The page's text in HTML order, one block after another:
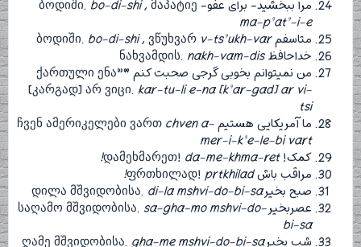
مرا ببخشید- برای عفو- ბოდიში.
bo-di-shi, მაპატიე
ma-p’at’-i-e
متاسفم ბოდიში.
bo-di-shi, ვწუხვარ v-ts’ukh-var
خداحافظ ნახვამდის.nakh-vam-dis
من نمیتوانم بخوبی گرجی صحبت کنم “ქართული ენა”
[კარგად] არ ვიცი. kar-tu-li e-na [k’ar-gad] ar vi-
tsi
ما آمریکایی هستیم ჩვენ ამერიკელები ვართchven a-
mer-i-k’e-le-bi vart
کمک! დამეხმარეთ!da-me-khma-ret!
مراقب باش ფრთხილად!prtkhilad!
صبح بخیر დილა მშვიდობისა.di-la mshvi-do-bi-sa
عصربخیر საღამო მშვიდობისა.sa-gha-mo mshvi-do-
bi-sa
شب بخیر ღამე მშვიდობისა.gha-me mshvi-do-bi-sa